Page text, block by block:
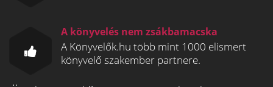
A könyvelés nem zsákbamacska
A Könyvelők.hu több mint 1000 elismert
könyvelő szakember partnere.